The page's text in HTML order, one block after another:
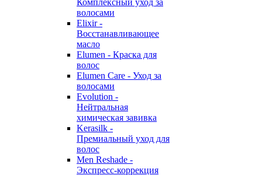
Комплексный уход за
волосами
Elixir -
Восстанавливающее
масло
Elumen - Краска для
волос
Elumen Care - Уход за
волосами
Evolution -
Нейтральная
химическая завивка
Kerasilk -
Премиальный уход для
волос
Men Reshade -
Экспресс-коррекция